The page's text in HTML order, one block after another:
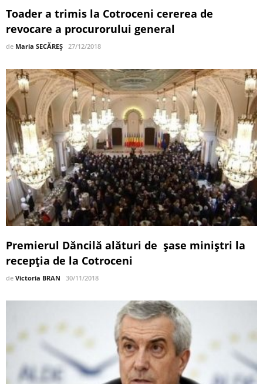
Toader a trimis la Cotroceni cererea de
revocare a procurorului general
de Maria SECĂREȘ 27/12/2018
Premierul Dăncilă alături de şase miniştri la
recepţia de la Cotroceni
de Victoria BRAN 30/11/2018